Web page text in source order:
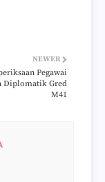
NEWER
Pegawai
Diplomatik Gred
M41